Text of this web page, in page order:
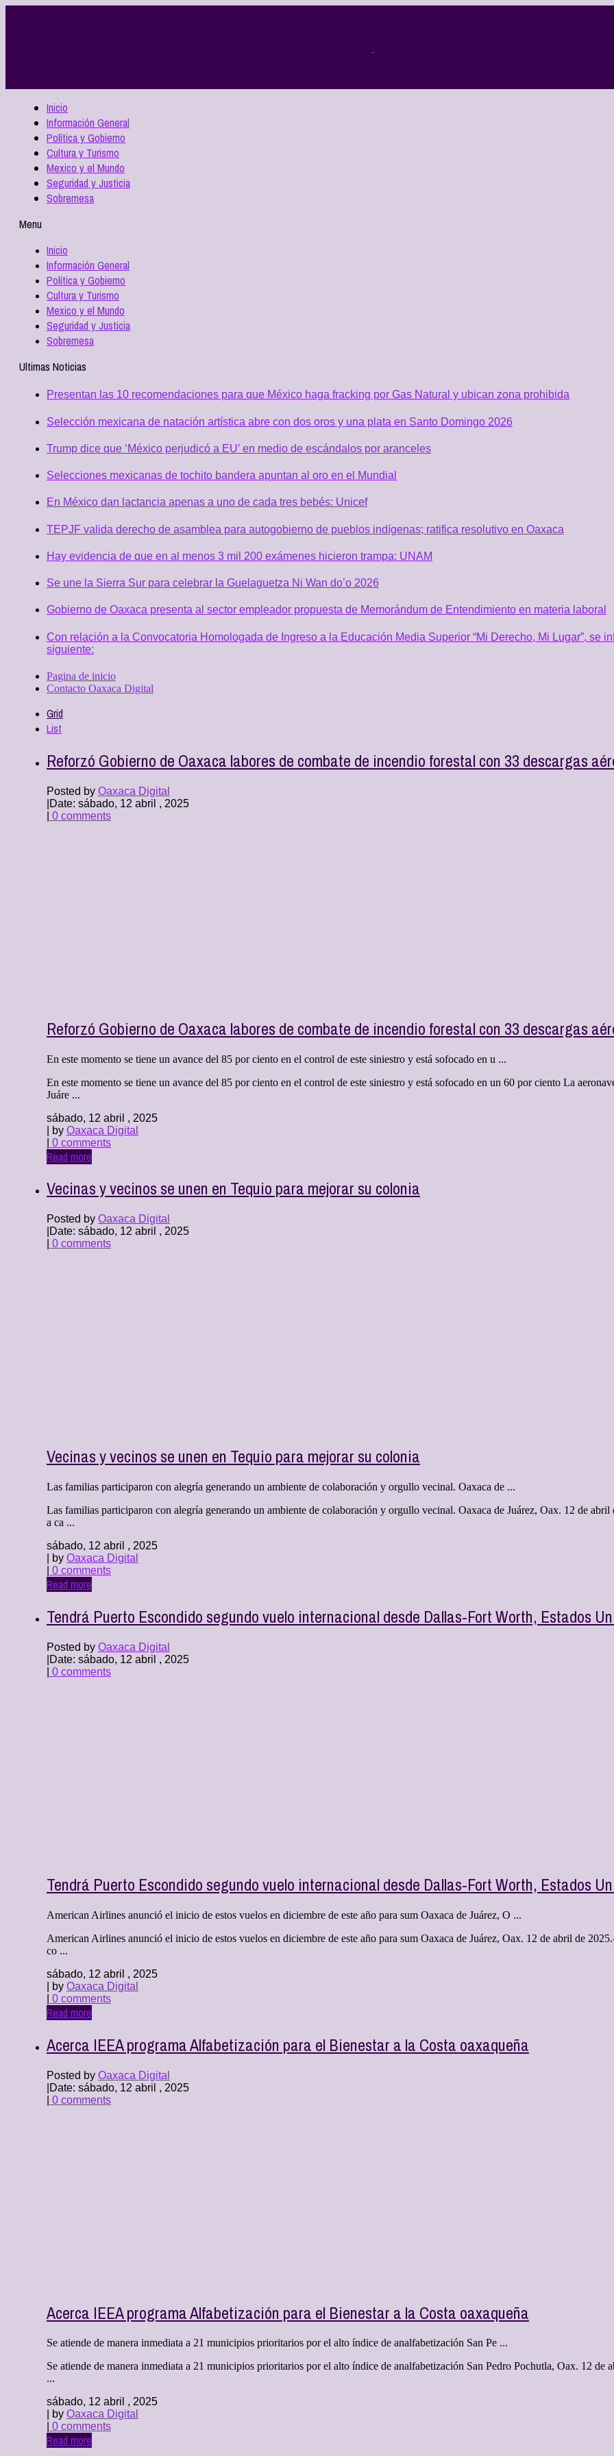
Inicio
Información General
Política y Gobierno
Cultura y Turismo
Mexico y el Mundo
Seguridad y Justicia
Sobremesa
Menu
Inicio
Información General
Política y Gobierno
Cultura y Turismo
Mexico y el Mundo
Seguridad y Justicia
Sobremesa
Ultimas Noticias
Presentan las 10 recomendaciones para que México haga fracking por Gas Natural y ubican zona prohibida
Selección mexicana de natación artística abre con dos oros y una plata en Santo Domingo 2026
Trump dice que ‘México perjudicó a EU’ en medio de escándalos por aranceles
Selecciones mexicanas de tochito bandera apuntan al oro en el Mundial
En México dan lactancia apenas a uno de cada tres bebés: Unicef
TEPJF valida derecho de asamblea para autogobierno de pueblos indígenas; ratifica resolutivo en Oaxaca
Hay evidencia de que en al menos 3 mil 200 exámenes hicieron trampa: UNAM
Se une la Sierra Sur para celebrar la Guelaguetza Ni Wan do’o 2026
Gobierno de Oaxaca presenta al sector empleador propuesta de Memorándum de Entendimiento en materia laboral
Con relación a la Convocatoria Homologada de Ingreso a la Educación Media Superior “Mi Derecho, Mi Lugar”, se
siguiente:
Pagina de inicio
Contacto Oaxaca Digital
Grid
List
Reforzó Gobierno de Oaxaca labores de combate de incendio forestal con 33 descargas
Posted by Oaxaca Digital
Date: sábado, 12 abril , 2025
0 comments
Reforzó Gobierno de Oaxaca labores de combate de incendio forestal con 33 descargas
En este momento se tiene un avance del 85 por ciento en el control de este siniestro y está sofocado en u ...
En este momento se tiene un avance del 85 por ciento en el control de este siniestro y está sofocado en un 60 por ciento La
Juáre ...
sábado, 12 abril , 2025
| by Oaxaca Digital
0 comments
Read more
Vecinas y vecinos se unen en Tequio para mejorar su colonia
Posted by Oaxaca Digital
Date: sábado, 12 abril , 2025
0 comments
Vecinas y vecinos se unen en Tequio para mejorar su colonia
Las familias participaron con alegría generando un ambiente de colaboración y orgullo vecinal. Oaxaca de ...
Las familias participaron con alegría generando un ambiente de colaboración y orgullo vecinal. Oaxaca de Juárez, Oax. 12 de
a ca ...
sábado, 12 abril , 2025
| by Oaxaca Digital
0 comments
Read more
Tendrá Puerto Escondido segundo vuelo internacional desde Dallas-Fort Worth, Estados
Posted by Oaxaca Digital
Date: sábado, 12 abril , 2025
0 comments
Tendrá Puerto Escondido segundo vuelo internacional desde Dallas-Fort Worth, Estados
American Airlines anunció el inicio de estos vuelos en diciembre de este año para sum Oaxaca de Juárez, O ...
American Airlines anunció el inicio de estos vuelos en diciembre de este año para sum Oaxaca de Juárez, Oax. 12 de abril de
co ...
sábado, 12 abril , 2025
| by Oaxaca Digital
0 comments
Read more
Acerca IEEA programa Alfabetización para el Bienestar a la Costa oaxaqueña
Posted by Oaxaca Digital
Date: sábado, 12 abril , 2025
0 comments
Acerca IEEA programa Alfabetización para el Bienestar a la Costa oaxaqueña
Se atiende de manera inmediata a 21 municipios prioritarios por el alto índice de analfabetización San Pe ...
Se atiende de manera inmediata a 21 municipios prioritarios por el alto índice de analfabetización San Pedro Pochutla, Oax. 12 de
...
sábado, 12 abril , 2025
| by Oaxaca Digital
0 comments
Read more